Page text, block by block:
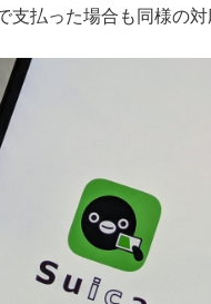
支払った場合も同様の対